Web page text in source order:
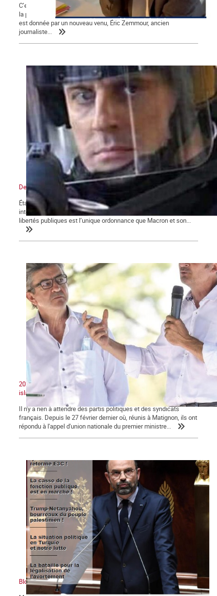
C’est une campagne présidentielle encore plus nauséabonde que
la précédente. Une campagne « à droite toute » dont la mesure
est donnée par un nouveau venu, Éric Zemmour, ancien
journaliste...
De l’état d’urgence sanitaire à l’État policier
État d’urgence, confinements, couvre-feu, attestations de sorties,
interdictions de rassemblements, la restriction des droits et
libertés publiques est l’unique ordonnance que Macron et son...
2020 : Unité nationale, patriotisme et lutte contre le séparatisme
islamiste
Il n'y a rien à attendre des partis politiques et des syndicats
français. Depuis le 27 février dernier où, réunis à Matignon, ils ont
répondu à l'appel d'union nationale du premier ministre...
Bloc notes, La Commune n° 123